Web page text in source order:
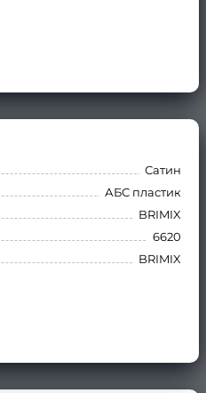
Сатин
АБС пластик
BRIMIX
6620
BRIMIX